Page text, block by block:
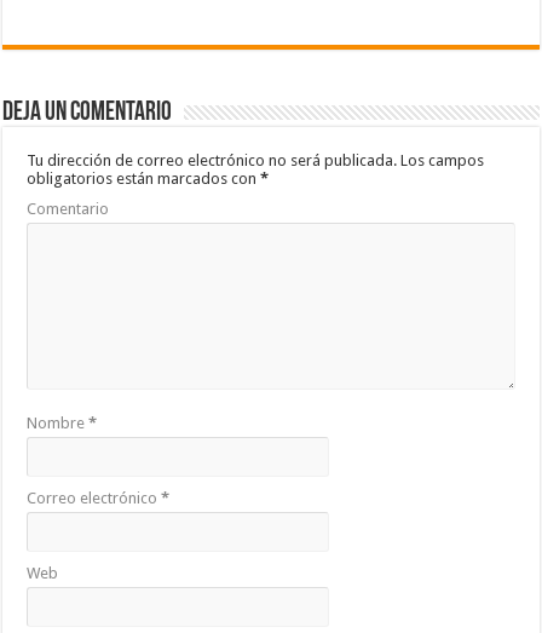
e
b
o
o
k
tt
er
at
sA
p
p
m
ar
ti
Deja un comentario
Tu dirección de correo electrónico no será publicada. Los campos
obligatorios están marcados con*
Comentario
Nombre*
Correo electrónico*
Web